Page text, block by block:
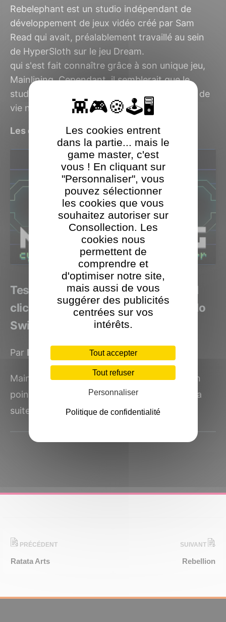
Rebelephant est un studio indépendant de
développement de jeux vidéo créé par Sam
Read qui avait, préalablement travaillé au sein
de HyperSloth sur le jeu Dream.
qui s'est fait connaître grâce à son unique jeu,
Mainlining. Cependant, il semblerait que le
studio ait fermé ses portes, car aucun signe de
vie n'a été détecté depuis plusieurs années.
Les derniers jeux Rebelephant testés
Test du jeu Mainlining : un point and
click autour du piratage sur Nintendo
Switch
Par Benjamin Levyle 10 juillet 2023
Mainlining est une passionnante aventure en
point-and-click qui autour d'un piratage : à la
suite de l'introduction de la...
PRÉCÉDENT
Ratata Arts
SUIVANT
Rebellion
Les cookies entrent
dans la partie... mais le
game master, c'est
vous ! En cliquant sur
"Personnaliser", vous
pouvez sélectionner
les cookies que vous
souhaitez autoriser sur
Consollection. Les
cookies nous
permettent de
comprendre et
d'optimiser notre site,
mais aussi de vous
suggérer des publicités
centrées sur vos
intérêts.
Tout accepter
Tout refuser
Personnaliser
Politique de confidentialité